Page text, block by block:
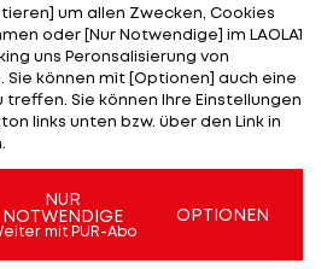
Christopher
St. Gallen fixierte
Platz vor Basel (0:0 in Thun).
Sturm Graz FC Blau-Weiß Linz
um allen Zwecken, Cookies
oder [Nur Notwendige] im LAOLA1
uns Peronsalisierung von
können mit [Optionen] auch eine
treffen. Sie können Ihre Einstellungen
links unten bzw. über den Link in
NUR
NOTWENDIGE
mit PUR-Abo
OPTIONEN